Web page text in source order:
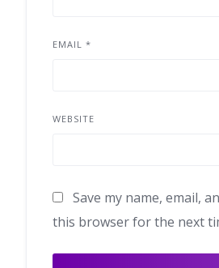
EMAIL *
WEBSITE
Save my name, email,
this browser for the next